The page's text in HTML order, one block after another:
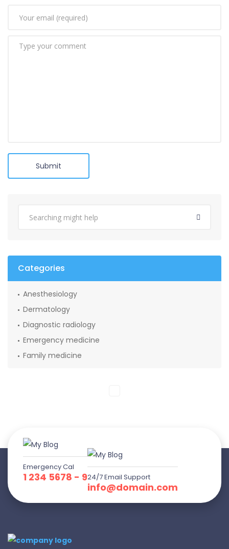
Submit
Categories
Anesthesiology
Dermatology
Diagnostic radiology
Emergency medicine
Family medicine
Emergency Cal
1 234 5678 - 924/7 Email Support
info@domain.com